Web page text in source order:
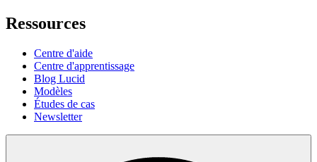
Ressources
Centre d'aide
Centre d'apprentissage
Blog Lucid
Modèles
Études de cas
Newsletter